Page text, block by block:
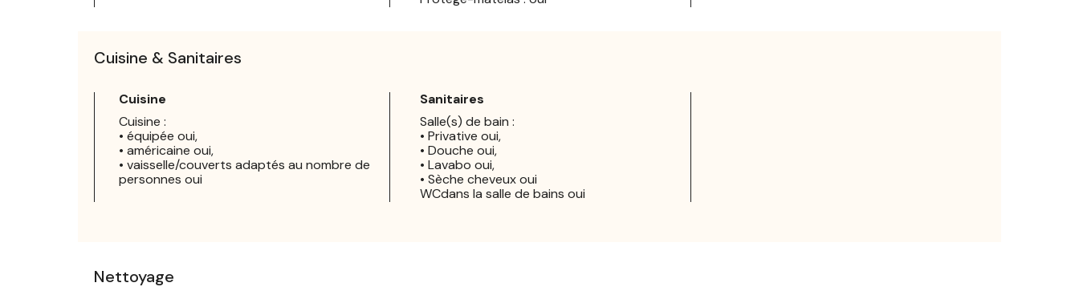
Cuisine & Sanitaires
Cuisine
Cuisine :
• équipée oui,
• américaine oui,
• vaisselle/couverts adaptés au nombre de
personnes oui
Sanitaires
Salle(s) de bain :
• Privative oui,
• Douche oui,
• Lavabo oui,
• Sèche cheveux oui
WCdans la salle de bains oui
Nettoyage